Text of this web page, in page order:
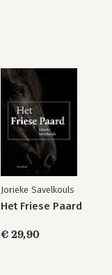
Jorieke Savelkouls
Het Friese Paard
€ 29,90